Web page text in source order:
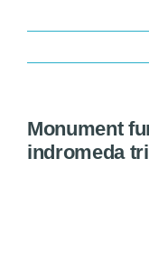
Monument
indromeda